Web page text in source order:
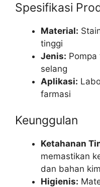
Spesifikasi
Material:
tinggi
Jenis:
selang
Aplikasi:
farmasi
Keunggulan
Ketahanan
memastikan
dan bahan
Higienis: